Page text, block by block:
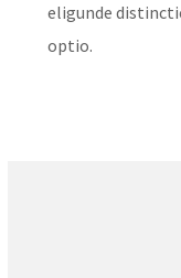
eligunde
optio.